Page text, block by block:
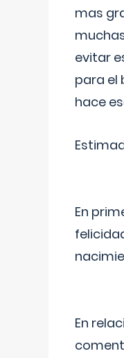
mas
evitar
para el
hace
En
En